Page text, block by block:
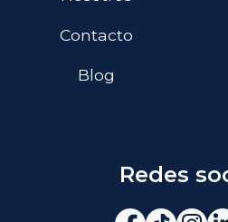
Contacto
Blog
Redes